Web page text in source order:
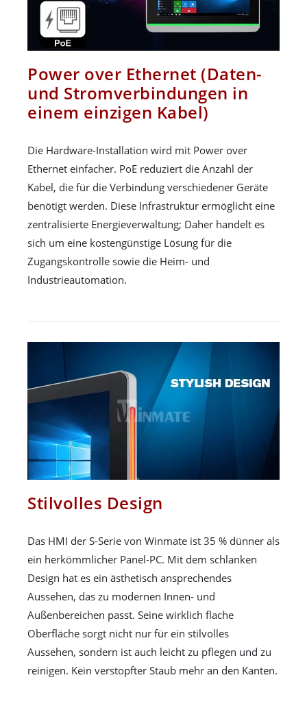
Power over Ethernet (Daten-
und Stromverbindungen in
einem einzigen Kabel)
Die Hardware-Installation wird mit Power over
Ethernet einfacher. PoE reduziert die Anzahl der
Kabel, die für die Verbindung verschiedener Geräte
benötigt werden. Diese Infrastruktur ermöglicht eine
zentralisierte Energieverwaltung; Daher handelt es
sich um eine kostengünstige Lösung für die
Zugangskontrolle sowie die Heim- und
Industrieautomation.
Stilvolles Design
Das HMI der S-Serie von Winmate ist 35 % dünner als
ein herkömmlicher Panel-PC. Mit dem schlanken
Design hat es ein ästhetisch ansprechendes
Aussehen, das zu modernen Innen- und
Außenbereichen passt. Seine wirklich flache
Oberfläche sorgt nicht nur für ein stilvolles
Aussehen, sondern ist auch leicht zu pflegen und zu
reinigen. Kein verstopfter Staub mehr an den Kanten.